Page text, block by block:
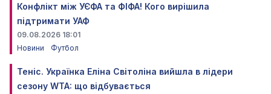
Конфлікт між УЄФА та ФІФА! Кого вирішила
підтримати УАФ
09.08.2026 18:01
Новини
Футбол
Теніс. Українка Еліна Світоліна вийшла в лідери
сезону WTA: що відбувається